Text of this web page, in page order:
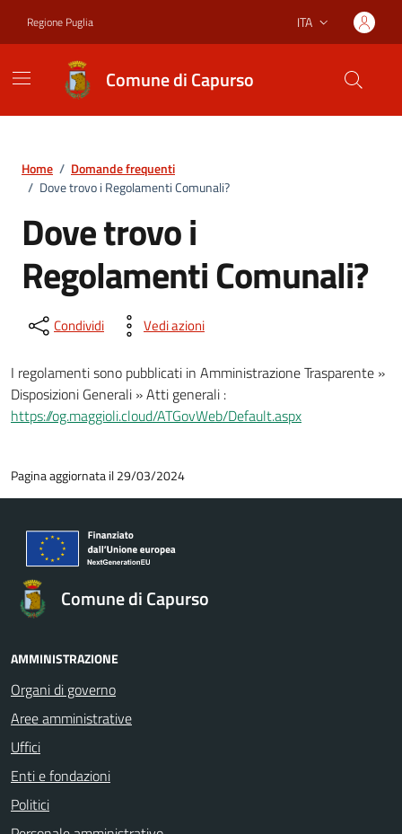
Regione Puglia Lingua attiva:
ITA
Comune di Capurso
Home / Domande frequenti
/ Dove trovo i Regolamenti Comunali?
Dove trovo i
Regolamenti Comunali?
Condividi Vedi azioni
I regolamenti sono pubblicati in Amministrazione Trasparente »
Disposizioni Generali » Atti generali :
https://og.maggioli.cloud/ATGovWeb/Default.aspx
Pagina aggiornata il 29/03/2024
Comune di Capurso
AMMINISTRAZIONE
Organi di governo
Aree amministrative
Uffici
Enti e fondazioni
Politici